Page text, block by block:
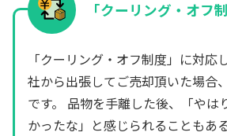
「クーリング・オフ
「クーリング・オフ制度」に対応
社から出張してご売却頂いた場合
です。 品物を手離した後、「やは
かったな」と感じられることもあ